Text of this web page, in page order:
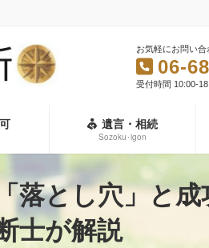
お気軽にお問い合
06-
受付時間 10:00-
遺言・相続
Sozoku･igon
落とし穴」と
士が解説